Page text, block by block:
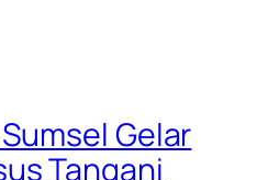
Gelar
Tangani